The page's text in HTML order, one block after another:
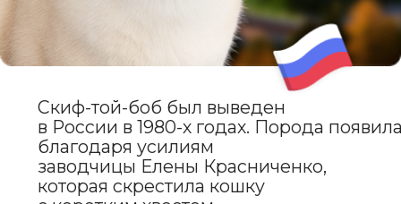
большие, выразительные, цвет
гармонирует с окрасом шерсти.